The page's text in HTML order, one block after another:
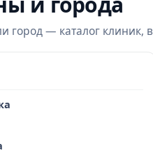
город — каталог клиник,